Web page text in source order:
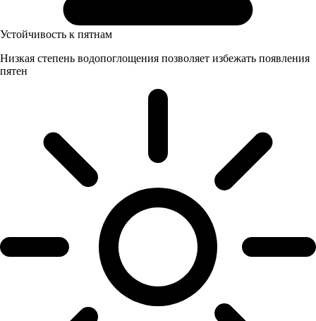
Устойчивость к пятнам
Низкая степень водопоглощения позволяет избежать появления
пятен